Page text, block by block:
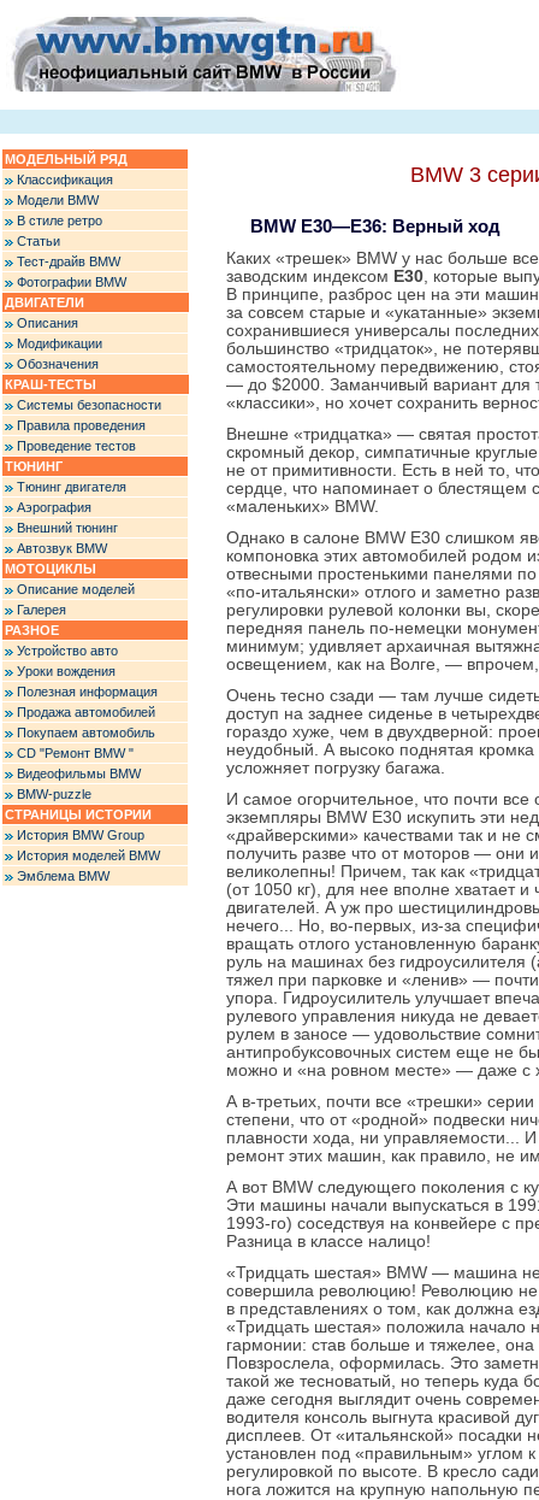
МОДЕЛЬНЫЙ РЯД
Классификация
Модели BMW
В стиле ретро
Статьи
Тест-драйв BMW
Фотографии BMW
ДВИГАТЕЛИ
Описания
Модификации
Обозначения
КРАШ-ТЕСТЫ
Системы безопасности
Правила проведения
Проведение тестов
ТЮНИНГ
Тюнинг двигателя
Аэрография
Внешний тюнинг
Автозвук BMW
МОТОЦИКЛЫ
Описание моделей
Галерея
РАЗНОЕ
Устройство авто
Уроки вождения
Полезная информация
Продажа автомобилей
Покупаем автомобиль
CD "Ремонт BMW "
Видеофильмы BMW
BMW-puzzle
СТРАНИЦЫ ИСТОРИИ
История BMW Group
История моделей BMW
Эмблема BMW
BMW 3
BMW Е30—Е36: Верный ход
Каких «трешек» BMW у нас больше
заводским индексом E30, которые
В принципе, разброс цен на эти
за совсем старые и «укатанные»
сохранившиеся универсалы
большинство «тридцаток», не
самостоятельному передвижению,
— до $2000. Заманчивый вариант для
«классики», но хочет сохранить
Внешне «тридцатка» — святая
скромный декор, симпатичные
не от примитивности. Есть в ней то,
сердце, что напоминает о блестящем
«маленьких» BMW.
Однако в салоне BMW E30 слишком
компоновка этих автомобилей родом
отвесными простенькими панелями
«по-итальянски» отлого и заметно
регулировки рулевой колонки вы,
передняя панель по-немецки
минимум; удивляет архаичная
освещением, как на Волге, —
Очень тесно сзади — там лучше
доступ на заднее сиденье в
гораздо хуже, чем в двухдверной:
неудобный. А высоко поднятая кромка
усложняет погрузку багажа.
И самое огорчительное, что почти
экземпляры BMW Е30 искупить эти
«драйверскими» качествами так и не
получить разве что от моторов — они
великолепны! Причем, так как
(от 1050 кг), для нее вполне хватает
двигателей. А уж про
нечего... Но, во-первых, из-за
вращать отлого установленную
руль на машинах без гидроусилителя
тяжел при парковке и «ленив» —
упора. Гидроусилитель улучшает
рулевого управления никуда не
рулем в заносе — удовольствие
антипробуксовочных систем еще не
можно и «на ровном месте» — даже
А в-третьих, почти все «трешки»
степени, что от «родной» подвески
плавности хода, ни управляемости...
ремонт этих машин, как правило, не
А вот BMW следующего поколения с
Эти машины начали выпускаться в
1993-го) соседствуя на конвейере с
Разница в классе налицо!
«Тридцать шестая» BMW — машина
совершила революцию! Революцию не
в представлениях о том, как должна
«Тридцать шестая» положила начало
гармонии: став больше и тяжелее,
Повзрослела, оформилась. Это
такой же тесноватый, но теперь куда
даже сегодня выглядит очень
водителя консоль выгнута красивой
дисплеев. От «итальянской» посадки
установлен под «правильным» углом
регулировкой по высоте. В кресло
нога ложится на крупную напольную